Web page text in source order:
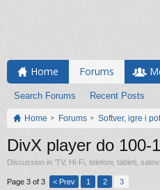
Home Forums
Search Forums Recent Posts
Home Forums Softver, igre i
DivX player do 100-
Discussion in 'TV, Hi-Fi, telefoni, tableti,
Page 3 of 3 < Prev 1 2 3